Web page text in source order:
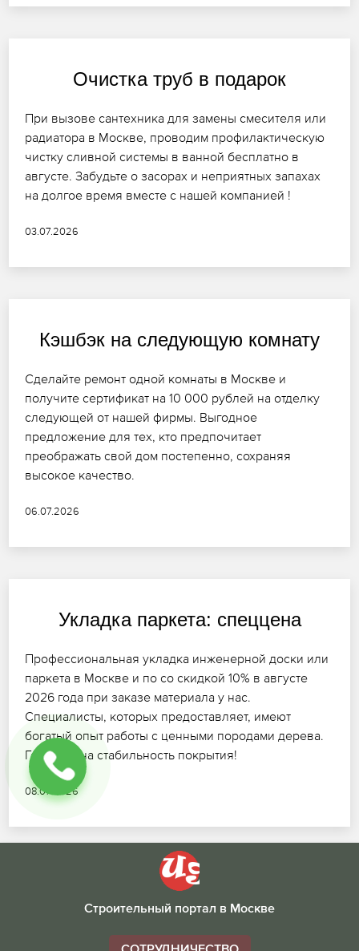
Очистка труб в подарок
При вызове сантехника для замены смесителя или
радиатора в Москве, проводим профилактическую
чистку сливной системы в ванной бесплатно в
августе. Забудьте о засорах и неприятных запахах
на долгое время вместе с нашей компанией !
03.07.2026
Кэшбэк на следующую комнату
Сделайте ремонт одной комнаты в Москве и
получите сертификат на 10 000 рублей на отделку
следующей от нашей фирмы. Выгодное
предложение для тех, кто предпочитает
преображать свой дом постепенно, сохраняя
высокое качество.
06.07.2026
Укладка паркета: спеццена
Профессиональная укладка инженерной доски или
паркета в Москве и по со скидкой 10% в августе
2026 года при заказе материала у нас.
Специалисты, которых предоставляет, имеют
богатый опыт работы с ценными породами дерева.
Гарантия на стабильность покрытия!
08.07.2026
Строительный портал в Москве